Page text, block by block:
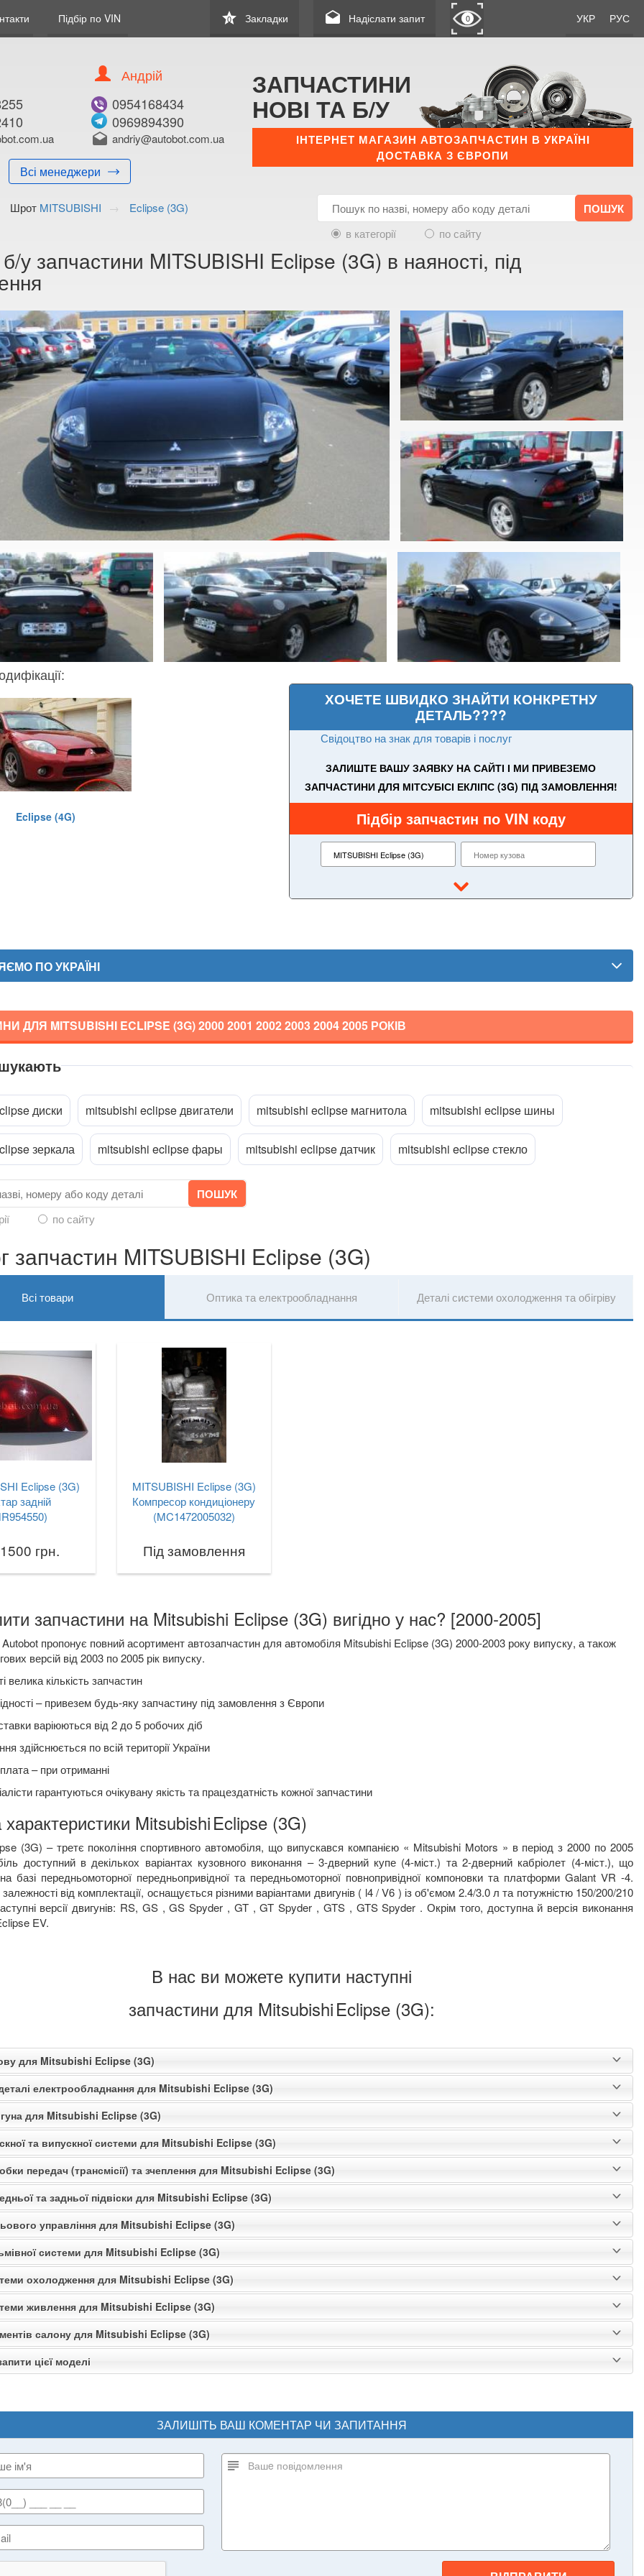
Підбір по VIN УКР РУС
star
0 Закладки drafts Надіслати запит 0
Всі менеджери
Андрій
0954168434
0969894390
drafts andriy@autobot.com.ua
ЗАПЧАСТИНИ
НОВІ ТА Б/У
ІНТЕРНЕТ МАГАЗИН АВТОЗАПЧАСТИН В УКРАЇНІ
ДОСТАВКА З ЄВРОПИ
Шрот MITSUBISHI
Eclipse (3G)
в категорії
по сайту
у запчастини MITSUBISHI Eclipse (3G) в наяності, під
Eclipse (4G)
ХОЧЕТЕ ШВИДКО ЗНАЙТИ КОНКРЕТНУ
ДЕТАЛЬ????
Свідоцтво на знак для товарів і послуг
ЗАЛИШТЕ ВАШУ ЗАЯВКУ НА САЙТІ І МИ ПРИВЕЗЕМО
ЗАПЧАСТИНИ ДЛЯ МІТСУБІСІ ЕКЛІПС (3G) ПІД ЗАМОВЛЕННЯ!
Підбір запчастин по VIN коду
ПО УКРАЇНІ
ДЛЯ MITSUBISHI ECLIPSE (3G)2000 2001 2002 2003 2004 2005 РОКІВ
диски mitsubishi eclipse двигатели mitsubishi eclipse магнитола mitsubishi eclipse шины
зеркала mitsubishi eclipse фары mitsubishi eclipse датчик mitsubishi eclipse стекло
по сайту
запчастин MITSUBISHI Eclipse (3G)
Всі товари Оптика та електрообладнання Деталі системи охолодження та обігріву
Eclipse (3G)
задній
грн.
MITSUBISHI Eclipse (3G)
Компресор кондиціонеру
(MC1472005032)
Під замовлення
запчастини на Mitsubishi Eclipse (3G) вигідно у нас? [2000-2005]
пропонує повний асортимент автозапчастин для автомобіля Mitsubishi Eclipse (3G) 2000-2003 року випуску, а також
версій від 2003 по 2005 рік випуску.
велика кількість запчастин
– привезем будь-яку запчастину під замовлення з Європи
варіюються від 2 до 5 робочих діб
здійснюється по всій території України
– при отриманні
гарантуються очікувану якість та працездатність кожної запчастини
MitsubishiEclipse (3G)
(3G) – третє покоління спортивного автомобіля, що випускався компанією « Mitsubishi Motors » в період з 2000 по 2005
доступний в декількох варіантах кузовного виконання – 3-дверний купе (4-міст.) та 2-дверний кабріолет (4-міст.), що
базі передньомоторної передньопривідної та передньомоторної повнопривідної компоновки та платформи Galant VR -4.
від комплектації, оснащується різними варіантами двигунів ( l4 / V6 ) із об'ємом 2.4/3.0 л та потужністю 150/200/210
версії двигунів: RS, GS , GS Spyder , GT , GT Spyder , GTS , GTS Spyder . Окрім того, доступна й версія виконання
EV.
В нас ви можете купити наступні
запчастини для MitsubishiEclipse (3G):
для Mitsubishi Eclipse (3G)
електрообладнання для Mitsubishi Eclipse (3G)
для Mitsubishi Eclipse (3G)
та випускної системи для Mitsubishi Eclipse (3G)
передач (трансмісії) та зчеплення для Mitsubishi Eclipse (3G)
та задньої підвіски для Mitsubishi Eclipse (3G)
управління для Mitsubishi Eclipse (3G)
системи для Mitsubishi Eclipse (3G)
охолодження для Mitsubishi Eclipse (3G)
живлення для Mitsubishi Eclipse (3G)
салону для Mitsubishi Eclipse (3G)
цієї моделі
ЗАЛИШІТЬ ВАШ КОМЕНТАР ЧИ ЗАПИТАННЯ